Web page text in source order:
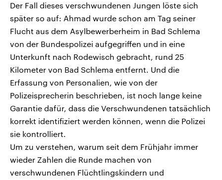
Der Fall dieses verschwundenen Jungen löste sich
später so auf: Ahmad wurde schon am Tag seiner
Flucht aus dem Asylbewerberheim in Bad Schlema
von der Bundespolizei aufgegriffen und in eine
Unterkunft nach Rodewisch gebracht, rund 25
Kilometer von Bad Schlema entfernt. Und die
Erfassung von Personalien, wie von der
Polizeisprecherin beschrieben, ist noch lange keine
Garantie dafür, dass die Verschwundenen tatsächlich
korrekt identifiziert werden können, wenn die Polizei
sie kontrolliert.
Um zu verstehen, warum seit dem Frühjahr immer
wieder Zahlen die Runde machen von
verschwundenen Flüchtlingskindern und